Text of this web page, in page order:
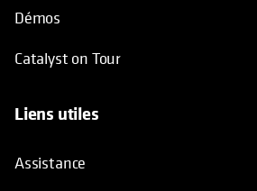
Démos
Catalyst on Tour
Liens utiles
Assistance